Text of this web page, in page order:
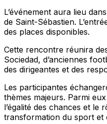
L’événement aura lieu
de Saint-Sébastien.
des places disponibles.
Cette rencontre réunira
Sociedad, d’anciennes
des dirigeantes et des
Les participantes
thèmes majeurs. Parmi
l’égalité des chances et le
transformation du sport et